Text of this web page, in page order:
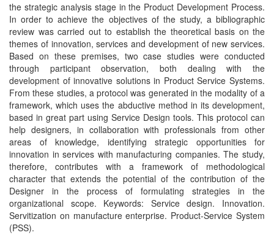
the strategic analysis stage in the Product Development Process.
In order to achieve the objectives of the study, a bibliographic
review was carried out to establish the theoretical basis on the
themes of innovation, services and development of new services.
Based on these premises, two case studies were conducted
through participant observation, both dealing with the
development of innovative solutions in Product Service Systems.
From these studies, a protocol was generated in the modality of a
framework, which uses the abductive method in its development,
based in great part using Service Design tools. This protocol can
help designers, in collaboration with professionals from other
areas of knowledge, identifying strategic opportunities for
innovation in services with manufacturing companies. The study,
therefore, contributes with a framework of methodological
character that extends the potential of the contribution of the
Designer in the process of formulating strategies in the
organizational scope. Keywords: Service design. Innovation.
Servitization on manufacture enterprise. Product-Service System
(PSS).